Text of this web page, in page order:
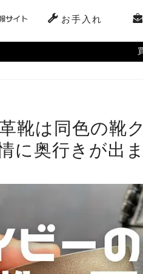
お手入れ
靴は同色の靴
に奥行きが出